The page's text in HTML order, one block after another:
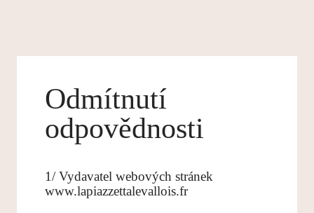
Odmítnutí
odpovědnosti
1/ Vydavatel webových stránek
www.lapiazzettalevallois.fr